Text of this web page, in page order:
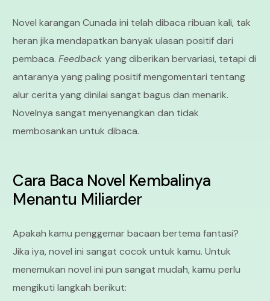
Novel karangan Cunada ini telah dibaca ribuan kali, tak
heran jika mendapatkan banyak ulasan positif dari
pembaca.Feedbackyang diberikan bervariasi, tetapi di
antaranya yang paling positif mengomentari tentang
alur cerita yang dinilai sangat bagus dan menarik.
Novelnya sangat menyenangkan dan tidak
membosankan untuk dibaca.
Cara Baca Novel Kembalinya
Menantu Miliarder
Apakah kamu penggemar bacaan bertema fantasi?
Jika iya, novel ini sangat cocok untuk kamu. Untuk
menemukan novel ini pun sangat mudah, kamu perlu
mengikuti langkah berikut: